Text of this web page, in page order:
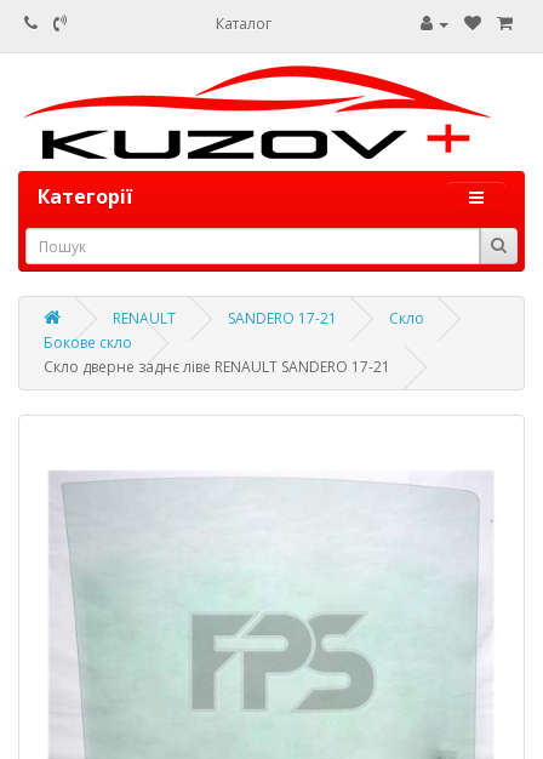
Каталог
Категорії
RENAULT SANDERO 17-21
Скло
Бокове скло
Скло дверне заднє ліве RENAULT SANDERO 17-21